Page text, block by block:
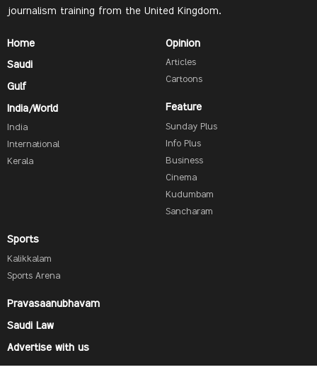
journalism training from the United Kingdom.
Home
Saudi
Gulf
India/World
India
International
Kerala
Opinion
Articles
Cartoons
Feature
Sunday Plus
Info Plus
Business
Cinema
Kudumbam
Sancharam
Sports
Kalikkalam
Sports Arena
Pravasaanubhavam
Saudi Law
Advertise with us